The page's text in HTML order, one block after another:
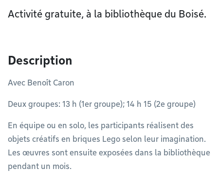
Activité gratuite, à la bibliothèque du Boisé.
Description
Avec Benoît Caron
Deux groupes: 13 h (1er groupe); 14 h 15 (2e groupe)
En équipe ou en solo, les participants réalisent des
objets créatifs en briques Lego selon leur imagination.
Les œuvres sont ensuite exposées dans la bibliothèque
pendant un mois.